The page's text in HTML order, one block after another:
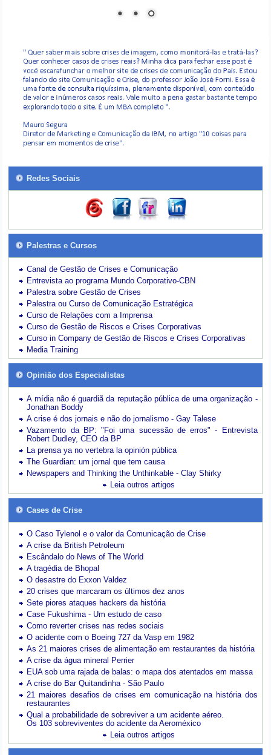
Redes Sociais
Palestras e Cursos
Canal de Gestão de Crises e Comunicação
Entrevista ao programa Mundo Corporativo-CBN
Palestra sobre Gestão de Crises
Palestra ou Curso de Comunicação Estratégica
Curso de Relações com a Imprensa
Curso de Gestão de Riscos e Crises Corporativas
Curso in Company de Gestão de Riscos e Crises Corporativas
Media Training
Opinião dos Especialistas
A mídia não é guardiã da reputação pública de uma organização -
Jonathan Boddy
A crise é dos jornais e não do jornalismo - Gay Talese
Vazamento da BP: "Foi uma sucessão de erros" - Entrevista
Robert Dudley, CEO da BP
La prensa ya no vertebra la opinión pública
The Guardian: um jornal que tem causa
Newspapers and Thinking the Unthinkable - Clay Shirky
Leia outros artigos
Cases de Crise
O Caso Tylenol e o valor da Comunicação de Crise
A crise da British Petroleum
Escândalo do News of The World
A tragédia de Bhopal
O desastre do Exxon Valdez
20 crises que marcaram os últimos dez anos
Sete piores ataques hackers da história
Case Fukushima - Um estudo de caso
Como reverter crises nas redes sociais
O acidente com o Boeing 727 da Vasp em 1982
As 21 maiores crises de alimentação em restaurantes da história
A crise da água mineral Perrier
EUA sob uma rajada de balas: o mapa dos atentados em massa
A crise do Bar Quitandinha - São Paulo
21 maiores desafios de crises em comunicação na história dos
restaurantes
Qual a probabilidade de sobreviver a um acidente aéreo.
Os 103 sobreviventes do acidente da Aeroméxico
Leia outros artigos